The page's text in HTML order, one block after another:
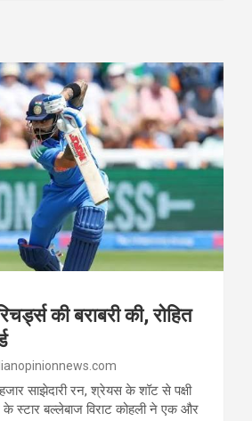
की बराबरी की, रोहित
साझेदारी रन, श्रेयस के शॉट से पक्षी
स्टार बल्लेबाज विराट कोहली ने एक और